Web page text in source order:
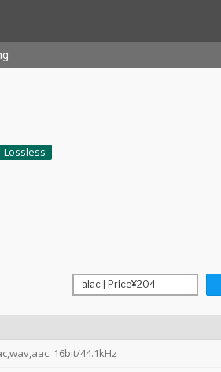
Lossless
16bit/44.1kHz